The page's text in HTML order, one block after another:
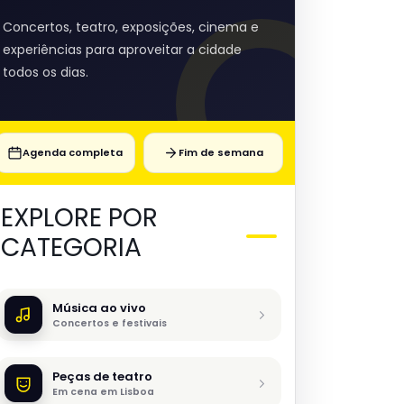
Concertos, teatro, exposições, cinema e
experiências para aproveitar a cidade
todos os dias.
Agenda completa Fim de semana
EXPLORE POR
CATEGORIA
Música ao vivo
Concertos e festivais
Peças de teatro
Em cena em Lisboa